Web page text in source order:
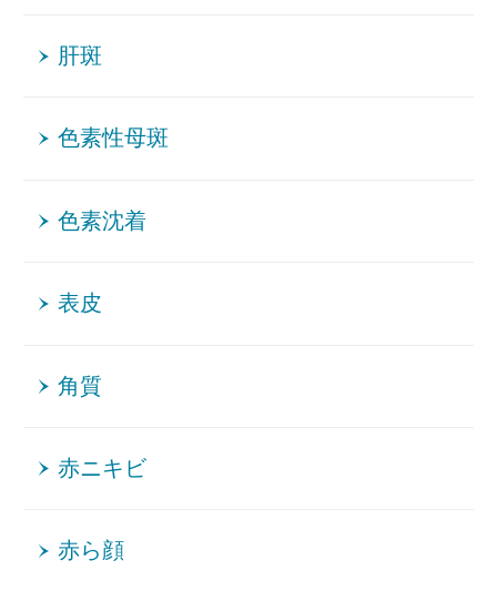
肝斑
色素性母斑
色素沈着
表皮
角質
赤ニキビ
赤ら顔